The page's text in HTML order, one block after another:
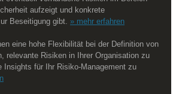
aufzeigt und konkrete
Beseitigung gibt. » mehr erfahren
eine hohe Flexibilität bei der Definition von
relevante Risiken in Ihrer Organisation zu
Insights für Ihr Risiko-Management zu